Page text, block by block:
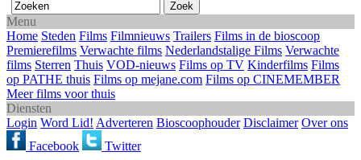
Menu
Home Steden Films Filmnieuws Trailers Films in de bioscoop
Premierefilms Verwachte films Nederlandstalige Films Verwachte
films Sterren Thuis VOD-nieuws Films op TV Kinderfilms Films
op PATHE thuis Films op mejane.com Films op CINEMEMBER
Meer films voor thuis
Diensten
Login Word Lid! Adverteren Bioscoophouder Disclaimer Over ons
Facebook
Twitter